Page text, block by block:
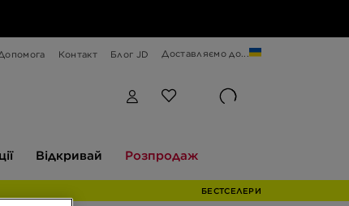
Контакт Блог JD Доставляємо до...
Відкривай Розпродаж
БЕСТСЕЛЕРИ